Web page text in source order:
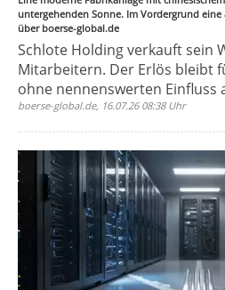
untergehenden Sonne. Im Vordergrund
über boerse-global.de
Schlote Holding verkauft sein
Mitarbeitern. Der Erlös bleibt
ohne nennenswerten Einfluss
boerse-global.de, 16.07.26 08:38 Uhr